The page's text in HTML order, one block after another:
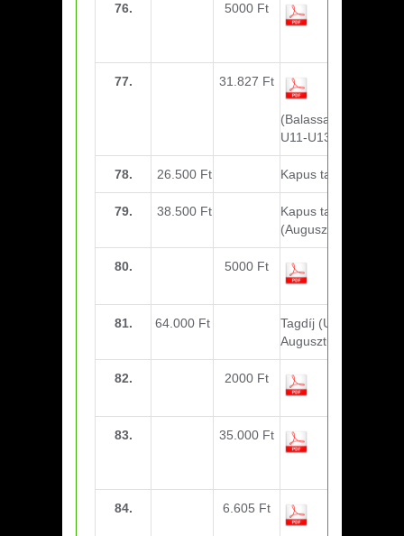
76. 5000 Ft
77. 31.827 Ft
(Balassagyarmat
U11-U13)
78. 26.500 Ft Kapus tagdíj (Július)
79. 38.500 Ft
Kapus tagdíj
(Augusztus)
80. 5000 Ft
81. 64.000 Ft
Tagdíj (U14 –
Augusztus)
82. 2000 Ft
83. 35.000 Ft
84. 6.605 Ft